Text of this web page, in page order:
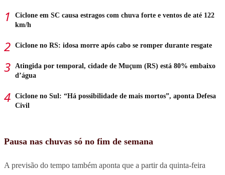
Ciclone em SC causa estragos com chuva forte e ventos de até 122
km/h
Ciclone no RS: idosa morre após cabo se romper durante resgate
Atingida por temporal, cidade de Muçum (RS) está 80% embaixo
d’água
Ciclone no Sul: “Há possibilidade de mais mortos”, aponta Defesa
Civil
Pausa nas chuvas só no fim de semana
A previsão do tempo também aponta que a partir da quinta-feira